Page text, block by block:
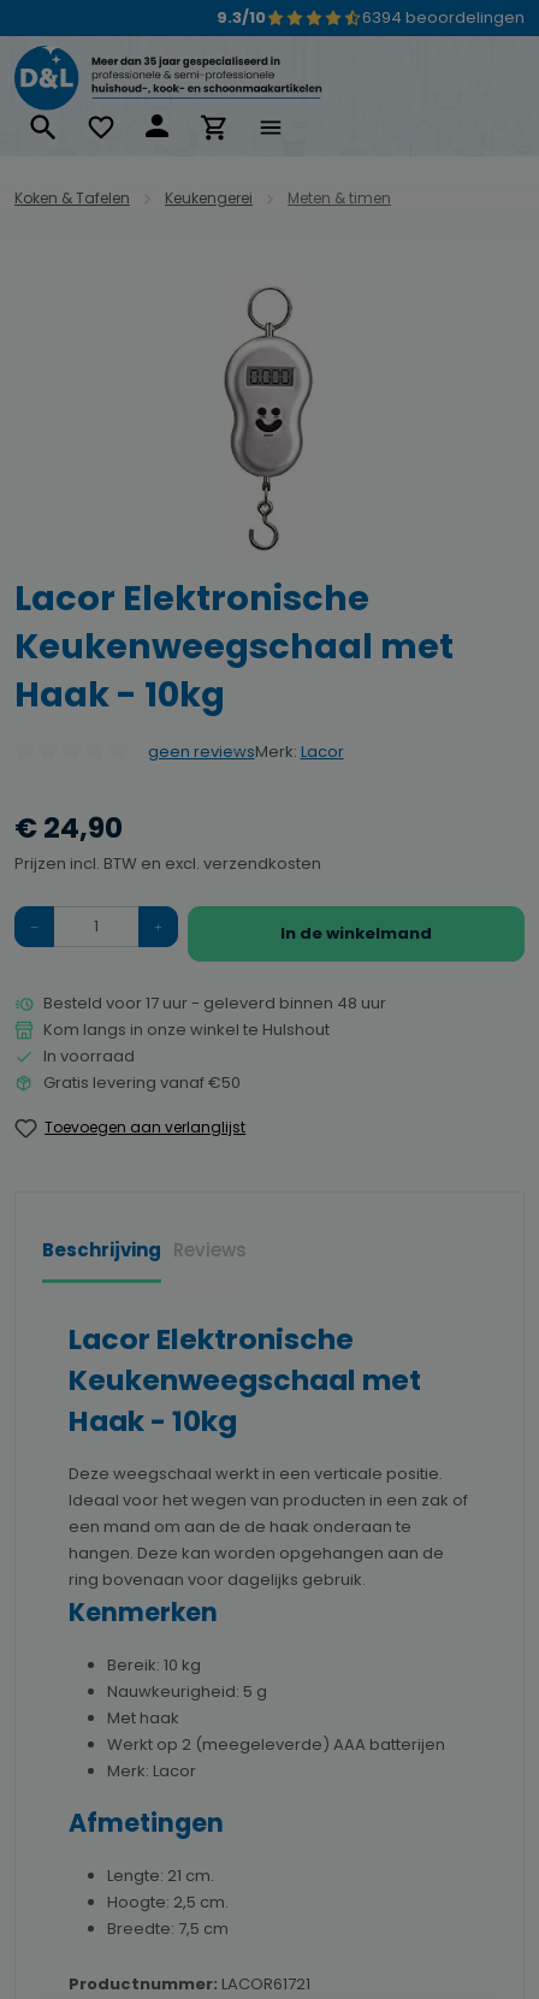
9.3/10 6394 beoordelingen
Koken & Tafelen Keukengerei Meten & timen
Afbeeldingengalerij overslaan
Lacor Elektronische
Keukenweegschaal met
Haak - 10kg
geen reviewsMerk: Lacor
€ 24,90
Prijzen incl. BTW en excl. verzendkosten
Hoeveelheid
In de winkelmand
Besteld voor 17 uur - geleverd binnen 48 uur
Kom langs in onze winkel te Hulshout
In voorraad
Gratis levering vanaf €50
Toevoegen aan verlanglijst
Beschrijving Reviews
Lacor Elektronische
Keukenweegschaal met
Haak - 10kg
Deze weegschaal werkt in een verticale positie.
Ideaal voor het wegen van producten in een zak of
een mand om aan de de haak onderaan te
hangen. Deze kan worden opgehangen aan de
ring bovenaan voor dagelijks gebruik.
Kenmerken
Bereik: 10 kg
Nauwkeurigheid: 5 g
Met haak
Werkt op 2 (meegeleverde) AAA batterijen
Merk: Lacor
Afmetingen
Lengte: 21 cm.
Hoogte: 2,5 cm.
Breedte: 7,5 cm
Productnummer: LACOR61721